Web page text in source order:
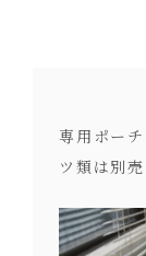
専用ポー
ツ類は別